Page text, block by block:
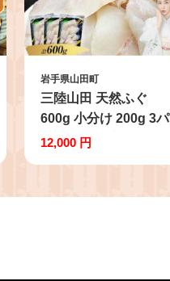
岩手県山田町
三陸山田 天然ふぐ
600g 小分け 200g 3パ
ック 長根水産 お鍋6人
凍 安心安全 弾力 三陸
12,000 円